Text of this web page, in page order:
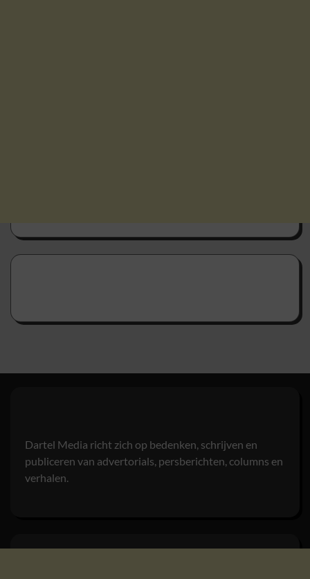
Dartel Media richt zich op bedenken, schrijven en
publiceren van advertorials, persberichten, columns en
verhalen.